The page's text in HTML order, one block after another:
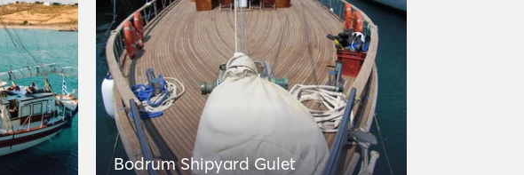
Bodrum Shipyard Gulet